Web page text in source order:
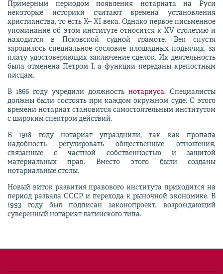
Примерным периодом появления нотариата на Руси
некоторые историки считают времена установления
христианства, то есть X– XI века. Однако первое письменное
упоминание об этом институте относится к XV столетию и
находится в Псковской судной грамоте. Век спустя
зародилось специальное сословие площадных подьячих, за
плату удостоверяющих заключение сделок. Их деятельность
была отменена Петром I, а функции переданы крепостным
писцам.
В 1866 году учредили должность нотариуса. Специалисты
должны были состоять при каждом окружном суде. С этого
времени нотариат становится самостоятельным институтом
с широким спектром действий.
В 1918 году нотариат упразднили, так как пропала
надобность регулировать общественные отношения,
связанные с частной собственностью и защитой
материальных прав. Вместо этого были созданы
нотариальные столы.
Новый виток развития правового института приходится на
период развала СССР и перехода к рыночной экономике. В
1993 году был подписан законопроект, возрождающий
суверенный нотариат латинского типа.